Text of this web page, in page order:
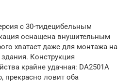
с 30-тидецибельным
оснащена внушительным
хватает даже для монтажа на
Конструкция
крайне удачная: DA2501A
прекрасно ловит оба